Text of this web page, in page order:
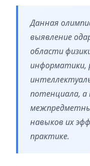
Данная
выявление
области
информатики,
потенциала, а
навыков их
практике.